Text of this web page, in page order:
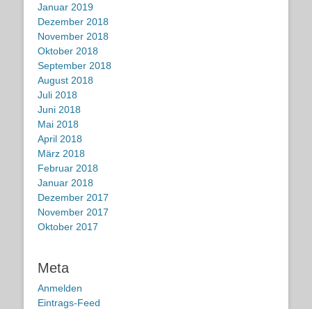
Januar 2019
Dezember 2018
November 2018
Oktober 2018
September 2018
August 2018
Juli 2018
Juni 2018
Mai 2018
April 2018
März 2018
Februar 2018
Januar 2018
Dezember 2017
November 2017
Oktober 2017
Meta
Anmelden
Eintrags-Feed